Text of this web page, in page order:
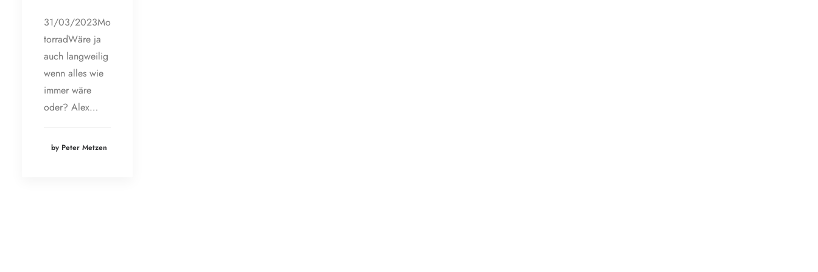
31/03/2023Mo
torradWäre ja
auch langweilig
wenn alles wie
immer wäre
oder? Alex…
by Peter Metzen